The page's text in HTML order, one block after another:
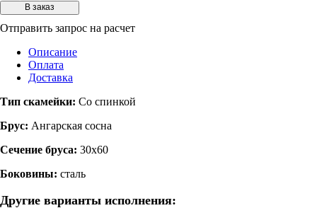
Отправить запрос на расчет
Описание
Оплата
Доставка
Тип скамейки: Со спинкой
Брус: Ангарская сосна
Сечение бруса: 30х60
Боковины: сталь
Другие варианты исполнения: